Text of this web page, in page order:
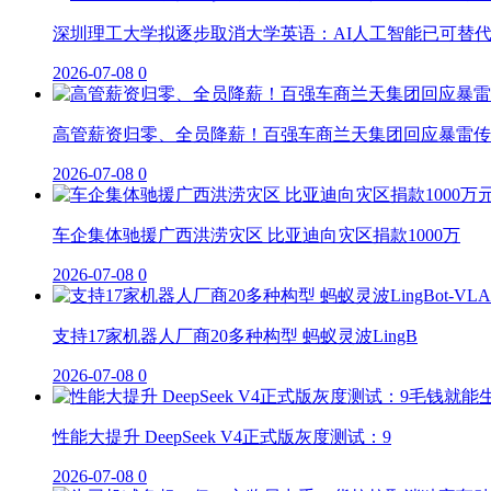
深圳理工大学拟逐步取消大学英语：AI人工智能已可替代
2026-07-08 0
高管薪资归零、全员降薪！百强车商兰天集团回应暴雷
2026-07-08 0
车企集体驰援广西洪涝灾区 比亚迪向灾区捐款1000万
2026-07-08 0
支持17家机器人厂商20多种构型 蚂蚁灵波LingB
2026-07-08 0
性能大提升 DeepSeek V4正式版灰度测试：9
2026-07-08 0